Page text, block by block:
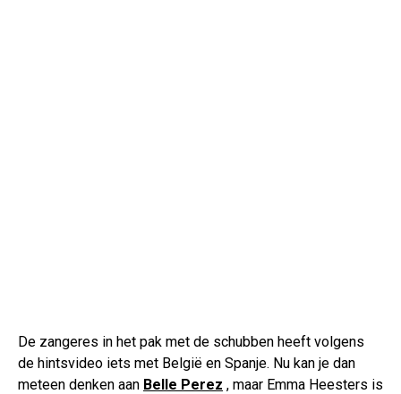
De zangeres in het pak met de schubben heeft volgens
de hintsvideo iets met België en Spanje. Nu kan je dan
meteen denken aan Belle Perez , maar Emma Heesters is